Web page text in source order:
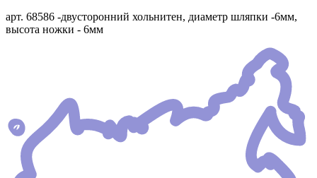
арт. 68586 -двусторонний хольнитен, диаметр шляпки -6мм,
высота ножки - 6мм